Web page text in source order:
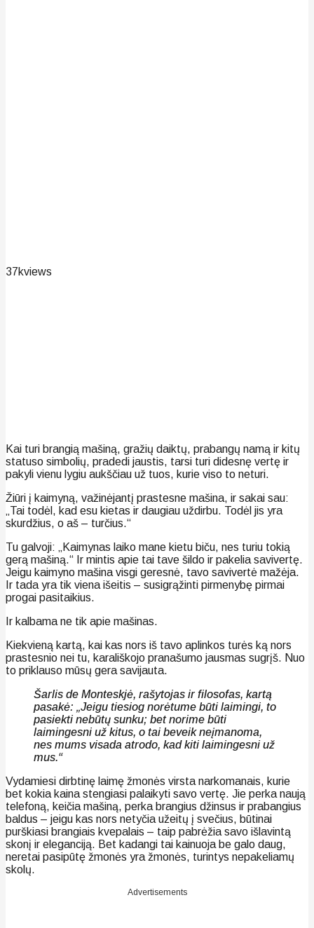
37kviews
Kai turi brangią mašiną, gražių daiktų, prabangų namą ir kitų
statuso simbolių, pradedi jaustis, tarsi turi didesnę vertę ir
pakyli vienu lygiu aukščiau už tuos, kurie viso to neturi.
Žiūri į kaimyną, važinėjantį prastesne mašina, ir sakai sau:
„Tai todėl, kad esu kietas ir daugiau uždirbu. Todėl jis yra
skurdžius, o aš – turčius.“
Tu galvoji: „Kaimynas laiko mane kietu biču, nes turiu tokią
gerą mašiną.“ Ir mintis apie tai tave šildo ir pakelia savivertę.
Jeigu kaimyno mašina visgi geresnė, tavo savivertė mažėja.
Ir tada yra tik viena išeitis – susigrąžinti pirmenybę pirmai
progai pasitaikius.
Ir kalbama ne tik apie mašinas.
Kiekvieną kartą, kai kas nors iš tavo aplinkos turės ką nors
prastesnio nei tu, karališkojo pranašumo jausmas sugrįš. Nuo
to priklauso mūsų gera savijauta.
Šarlis de Monteskjė, rašytojas ir filosofas, kartą
pasakė: „Jeigu tiesiog norėtume būti laimingi, to
pasiekti nebūtų sunku; bet norime būti
laimingesni už kitus, o tai beveik neįmanoma,
nes mums visada atrodo, kad kiti laimingesni už
mus.“
Vydamiesi dirbtinę laimę žmonės virsta narkomanais, kurie
bet kokia kaina stengiasi palaikyti savo vertę. Jie perka naują
telefoną, keičia mašiną, perka brangius džinsus ir prabangius
baldus – jeigu kas nors netyčia užeitų į svečius, būtinai
purškiasi brangiais kvepalais – taip pabrėžia savo išlavintą
skonį ir eleganciją. Bet kadangi tai kainuoja be galo daug,
neretai pasipūtę žmonės yra žmonės, turintys nepakeliamų
skolų.
Advertisements